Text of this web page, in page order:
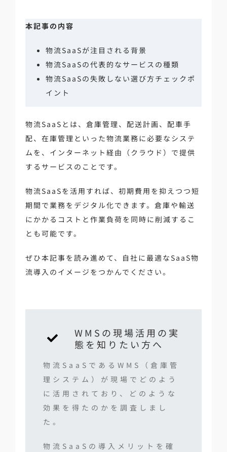
本記事の内容
物流SaaSが注目される背景
物流SaaSの代表的なサービスの種類
物流SaaSの失敗しない選び方チェックポ
イント
物流SaaSとは、倉庫管理、配送計画、配車手
配、在庫管理といった物流業務に必要なシステ
ムを、インターネット経由（クラウド）で提供
するサービスのことです。
物流SaaSを活用すれば、初期費用を抑えつつ短
期間で業務をデジタル化できます。倉庫や輸送
にかかるコストと作業負荷を同時に削減するこ
とも可能です。
ぜひ本記事を読み進めて、自社に最適なSaaS物
流導入のイメージをつかんでください。
WMSの現場活用の実
態を知りたい方へ
物流SaaSであるWMS（倉庫管
理システム）が現場でどのよう
に活用されており、どのような
効果を得たのかを調査しまし
た。
物流SaaSの導入メリットを確